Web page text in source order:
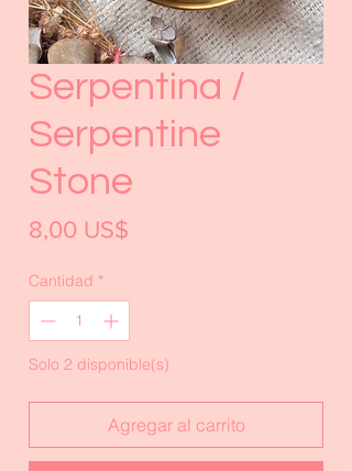
Serpentina /
Serpentine
Stone
8,00 US$
Cantidad *
Solo 2 disponible(s)
Agregar al carrito